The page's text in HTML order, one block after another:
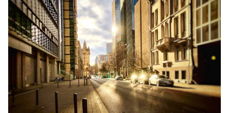
érdeklődését és ismereteit, addig is, míg a valós utazások
újra elindulhatnak.